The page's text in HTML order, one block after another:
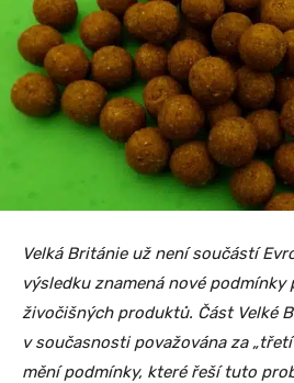
Velká Británie už není součástí
výsledku znamená nové podmínky
živočišných produktů. Část Velké
v současnosti považována za
mění podmínky, které řeší tuto